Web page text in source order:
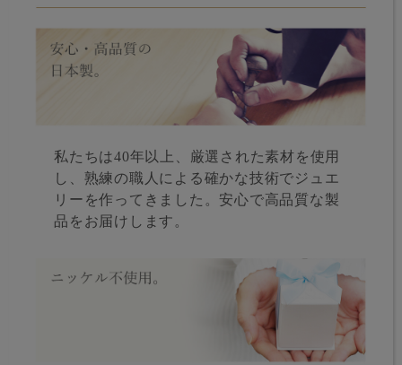
私たちは40年以上、厳選された素材を使用
し、熟練の職人による確かな技術でジュエ
リーを作ってきました。安心で高品質な製
品をお届けします。